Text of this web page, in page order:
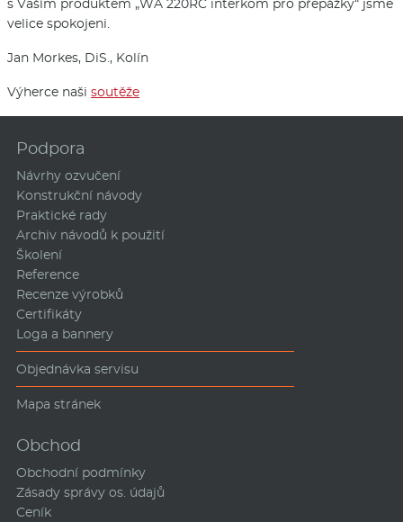
s Vaším produktem „WA 220RC interkom pro přepážky“ jsme
velice spokojeni.
Jan Morkes, DiS., Kolín
Výherce naši soutěže
Podpora
Návrhy ozvučení
Konstrukční návody
Praktické rady
Archiv návodů k použití
Školení
Reference
Recenze výrobků
Certifikáty
Loga a bannery
Objednávka servisu
Mapa stránek
Obchod
Obchodní podmínky
Zásady správy os. údajů
Ceník